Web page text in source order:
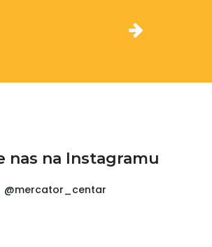
nas na Instagramu
@mercator_centar